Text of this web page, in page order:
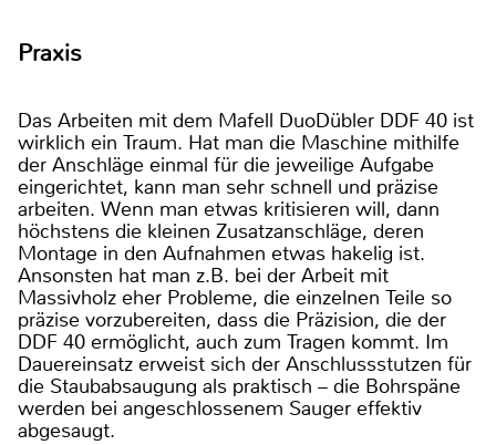
Praxis
Das Arbeiten mit dem Mafell DuoDübler DDF 40 ist
wirklich ein Traum. Hat man die Maschine mithilfe
der Anschläge einmal für die jeweilige Aufgabe
eingerichtet, kann man sehr schnell und präzise
arbeiten. Wenn man etwas kritisieren will, dann
höchstens die kleinen Zusatzanschläge, deren
Montage in den Aufnahmen etwas hakelig ist.
Ansonsten hat man z.B. bei der Arbeit mit
Massivholz eher Probleme, die einzelnen Teile so
präzise vorzubereiten, dass die Präzision, die der
DDF 40 ermöglicht, auch zum Tragen kommt. Im
Dauereinsatz erweist sich der Anschlussstutzen für
die Staubabsaugung als praktisch – die Bohrspäne
werden bei angeschlossenem Sauger effektiv
abgesaugt.